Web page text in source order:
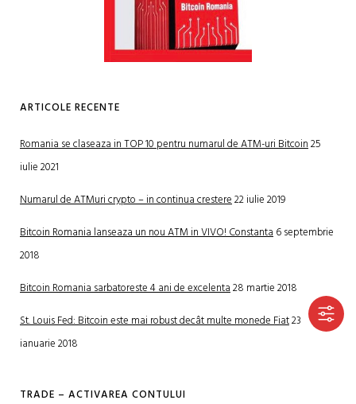
ARTICOLE RECENTE
Romania se claseaza in TOP 10 pentru numarul de ATM-uri Bitcoin25
iulie 2021
Numarul de ATMuri crypto – in continua crestere22 iulie 2019
Bitcoin Romania lanseaza un nou ATM in VIVO! Constanta6 septembrie
2018
Bitcoin Romania sarbatoreste 4 ani de excelenta28 martie 2018
St. Louis Fed: Bitcoin este mai robust decât multe monede Fiat23
ianuarie 2018
TRADE – ACTIVAREA CONTULUI